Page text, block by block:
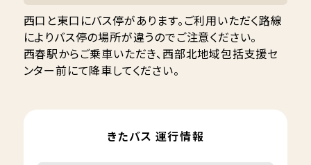
西口と東口にバス停があります。ご利用いただく路線
によりバス停の場所が違うのでご注意ください。
西春駅からご乗車いただき、西部北地域包括支援セ
ンター前にて降車してください。
きたバス 運行情報